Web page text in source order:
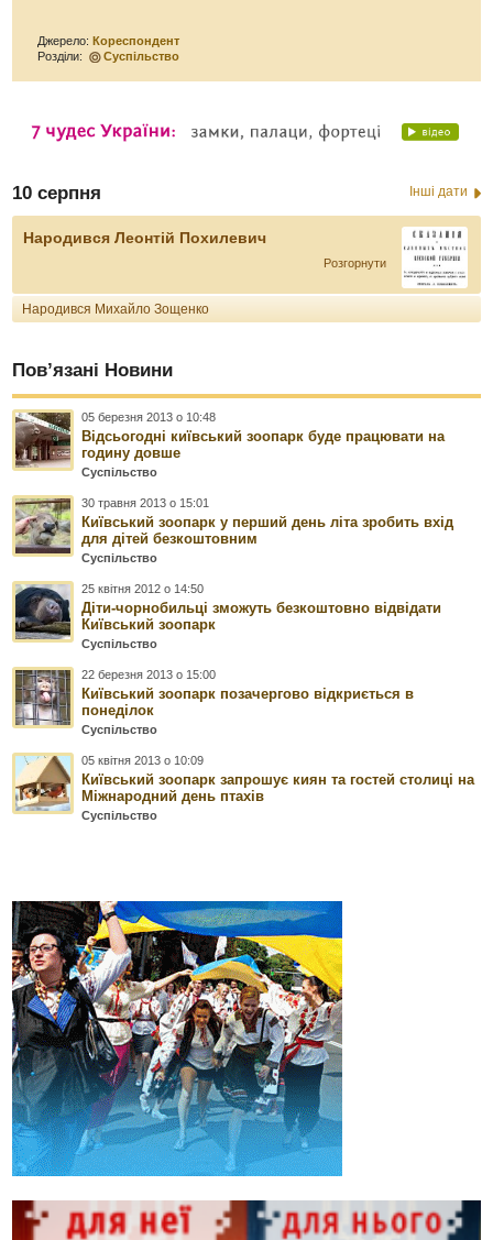
Джерело:Кореспондент
Розділи:
Суспільство
10 серпня Інші дати
Народився Леонтій Похилевич
Розгорнути
Народився Михайло Зощенко
Пов’язані Новини
05 березня 2013 о 10:48
Відсьогодні київський зоопарк буде працювати на
годину довше
Суспільство
30 травня 2013 о 15:01
Київський зоопарк у перший день літа зробить вхід
для дітей безкоштовним
Суспільство
25 квітня 2012 о 14:50
Діти-чорнобильці зможуть безкоштовно відвідати
Київський зоопарк
Суспільство
22 березня 2013 о 15:00
Київський зоопарк позачергово відкриється в
понеділок
Суспільство
05 квітня 2013 о 10:09
Київський зоопарк запрошує киян та гостей столиці на
Міжнародний день птахів
Суспільство